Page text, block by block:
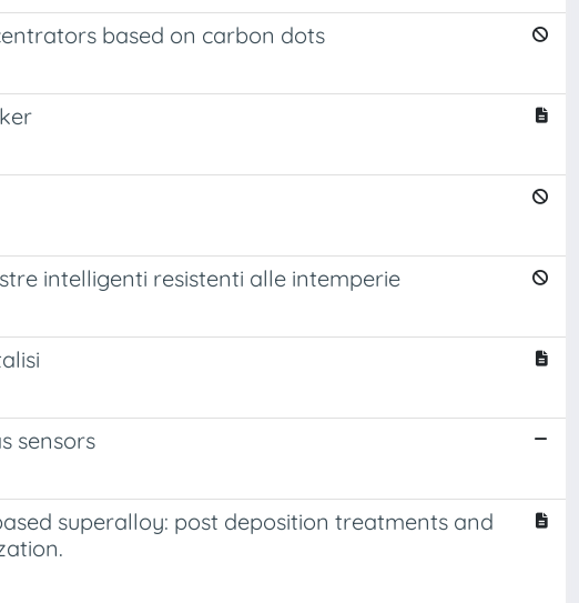
based on carbon dots
intelligenti resistenti alle intemperie
sensors
superalloy: post deposition treatments and